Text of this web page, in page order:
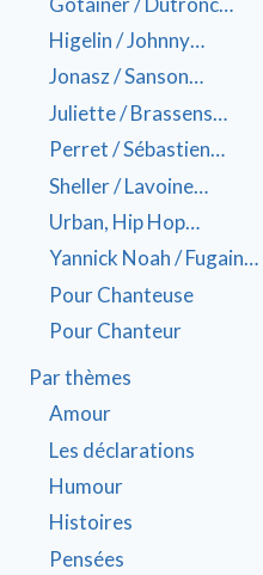
Higelin / Johnny…
Jonasz / Sanson…
Juliette / Brassens…
Perret / Sébastien…
Sheller / Lavoine…
Urban, Hip Hop…
Yannick Noah / Fugain…
Pour Chanteuse
Pour Chanteur
Par thèmes
Amour
Les déclarations
Humour
Histoires
Pensées